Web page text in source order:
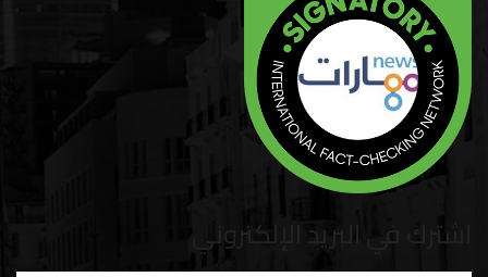
اشترك في البريد الإلكتروني